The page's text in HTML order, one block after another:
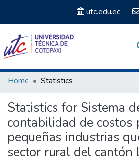
utc.edu.ec
Communities & Collections
Home Statistics
Statistics for Sistema
contabilidad de costos
pequeñas industrias
sector rural del cantón